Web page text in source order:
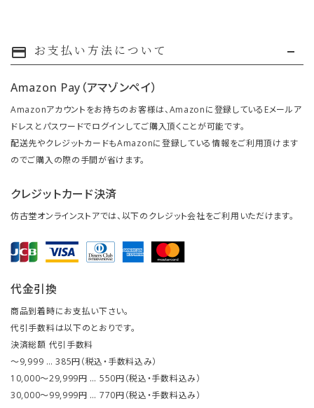
payment お支払い方法について
Amazon Pay（アマゾンペイ）
Amazonアカウントをお持ちのお客様は、Amazonに登録しているEメールア
ドレスとパスワードでログインしてご購入頂くことが可能です。
配送先やクレジットカードもAmazonに登録している情報をご利用頂けます
のでご購入の際の手間が省けます。
クレジットカード決済
仿古堂オンラインストアでは、以下のクレジット会社をご利用いただけます。
代金引換
商品到着時にお支払い下さい。
代引手数料は以下のとおりです。
決済総額 代引手数料
～9,999 … 385円（税込・手数料込み）
10,000～29,999円 … 550円（税込・手数料込み）
30,000～99,999円 … 770円（税込・手数料込み）